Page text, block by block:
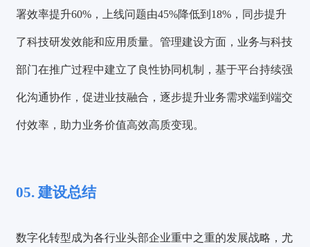
署效率提升60%，上线问题由45%降低到18%，同步提升
了科技研发效能和应用质量。管理建设方面，业务与科技
部门在推广过程中建立了良性协同机制，基于平台持续强
化沟通协作，促进业技融合，逐步提升业务需求端到端交
付效率，助力业务价值高效高质变现。
05. 建设总结
数字化转型成为各行业头部企业重中之重的发展战略，尤